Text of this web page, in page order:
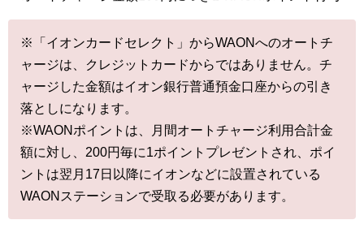
※「イオンカードセレクト」からWAONへのオートチ
ャージは、クレジットカードからではありません。チ
ャージした金額はイオン銀行普通預金口座からの引き
落としになります。
※WAONポイントは、月間オートチャージ利用合計金
額に対し、200円毎に1ポイントプレゼントされ、ポイ
ントは翌月17日以降にイオンなどに設置されている
WAONステーションで受取る必要があります。